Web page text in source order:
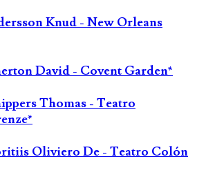
Knud - New Orleans
David - Covent Garden*
Thomas - Teatro
Oliviero De - Teatro Colón